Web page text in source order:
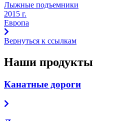
Лыжные подъемники
2015 г.
Европа
Вернуться к ссылкам
Наши продукты
Канатные дороги